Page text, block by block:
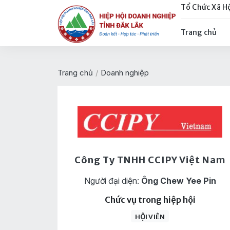
Tổ Chức Xã
Trang chủ
Trang chủ / Doanh nghiệp
Công Ty TNHH CCIPY Việt Nam
Người đại diện: Ông Chew Yee Pin
Chức vụ trong hiệp hội
HỘI VIÊN